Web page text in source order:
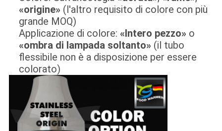
«origine» (l'altro requisito di colore con più
grande MOQ)
Applicazione di colore: «Intero pezzo» o
«ombra di lampada soltanto» (il tubo
flessibile non è a disposizione per essere
colorato)